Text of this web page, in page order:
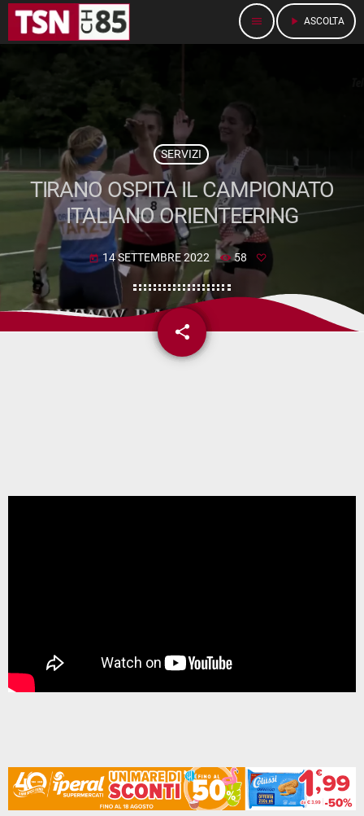
menu play_arrow ASCOLTA
SERVIZI
TIRANO OSPITA IL CAMPIONATO
ITALIANO ORIENTEERING
today 14 SETTEMBRE 2022 58
share
email